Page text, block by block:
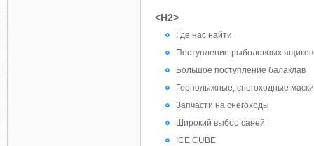
<H2>
Где нас найти
Поступление рыболовных
Большое поступление балаклав
Горнолыжные, снегоходные
Запчасти на снегоходы
Широкий выбор саней
ICE CUBE